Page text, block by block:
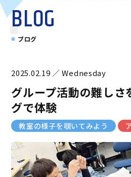
BLOG
ブログ
2025.02.19 ／ Wednesday
グループ活動の難しさ
グで体験
教室の様子を覗いてみよう